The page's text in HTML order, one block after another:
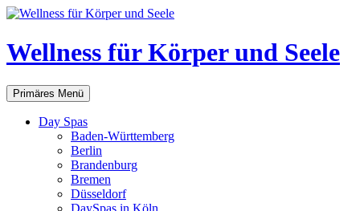
Zum
springen
Wellness für Körper und Seele
Suchen
Primäres Menü
Day Spas
Baden-Württemberg
Berlin
Brandenburg
Bremen
Düsseldorf
DaySpas in Köln